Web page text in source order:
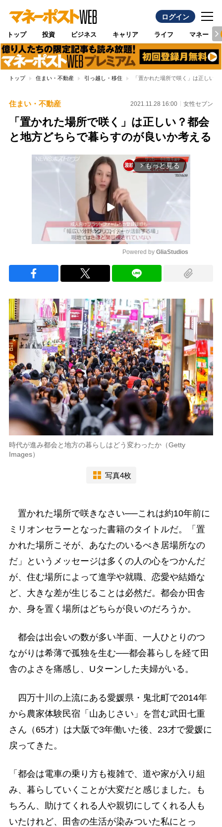
ログイン
トップ 投資 ビジネス キャリア ライフ マネー
トップ 住まい・不動産 引っ越し・移住 「置かれた場所で咲く」は正しい
住まい・不動産 2021.11.28 16:00 女性セブン
「置かれた場所で咲く」は正しい？都会
と地方どちらで暮らすのが良いか考える
arrow_forward_ios もっと見る
Powered by GliaStudios
時代が進み都会と地方の暮らしはどう変わったか（Getty
Images）
写真4枚
置かれた場所で咲きなさい──これは約10年前に
ミリオンセラーとなった書籍のタイトルだ。「置
かれた場所こそが、あなたのいるべき居場所なの
だ」というメッセージは多くの人の心をつかんだ
が、住む場所によって進学や就職、恋愛や結婚な
ど、大きな差が生じることは必然だ。都会か田舎
か、身を置く場所はどちらが良いのだろうか。
都会は出会いの数が多い半面、一人ひとりのつ
ながりは希薄で孤独を生む──都会暮らしを経て田
舎のよさを痛感し、Uターンした夫婦がいる。
四万十川の上流にある愛媛県・鬼北町で2014年
から農家体験民宿「山あじさい」を営む武田七重
さん（65才）は大阪で3年働いた後、23才で愛媛に
戻ってきた。
「都会は電車の乗り方も複雑で、道や家が入り組
み、暮らしていくことが大変だと感じました。も
ちろん、助けてくれる人や親切にしてくれる人も
いたけれど、田舎の生活が染みついた私にとっ